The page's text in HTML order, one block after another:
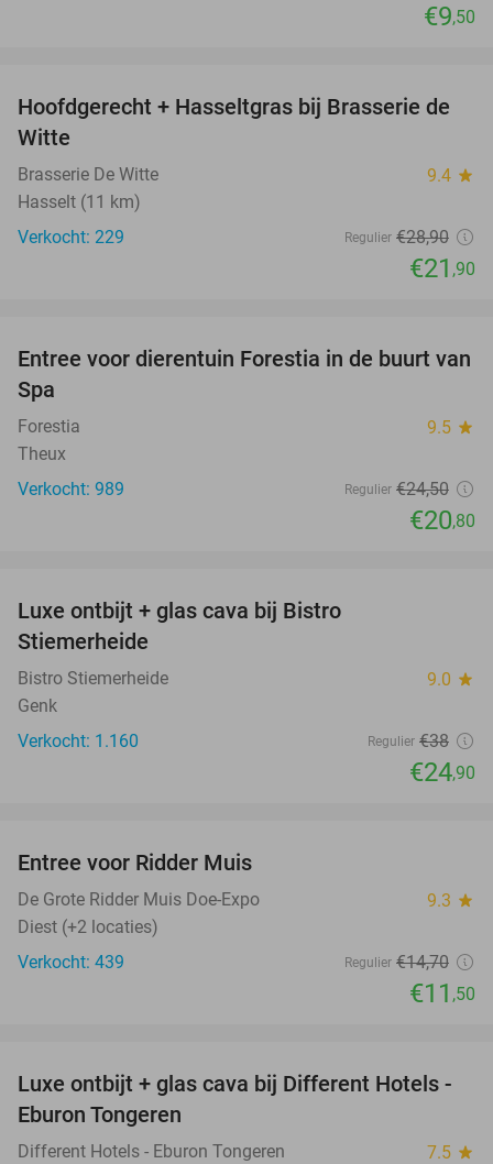
€9,50
24%
Hoofdgerecht + Hasseltgras bij Brasserie de
Witte
Brasserie De Witte 9.4 star
Hasselt (11 km)
Verkocht: 229
Regulier €28,90
€21 ,90
15%
Entree voor dierentuin Forestia in de buurt van
Spa
Forestia 9.5 star
Theux
Verkocht: 989
Regulier €24,50
€20,80
Luxe ontbijt + glas cava bij Bistro
Stiemerheide
Bistro Stiemerheide 9.0 star
Genk
Verkocht: 1.160
Regulier €38
€24,90
Entree voor Ridder Muis
De Grote Ridder Muis Doe-Expo 9.3 star
Diest (+2 locaties)
Verkocht: 439
Regulier €14,70
€11 ,50
40%
Luxe ontbijt + glas cava bij Different Hotels -
Eburon Tongeren
Different Hotels - Eburon Tongeren 7.5 star